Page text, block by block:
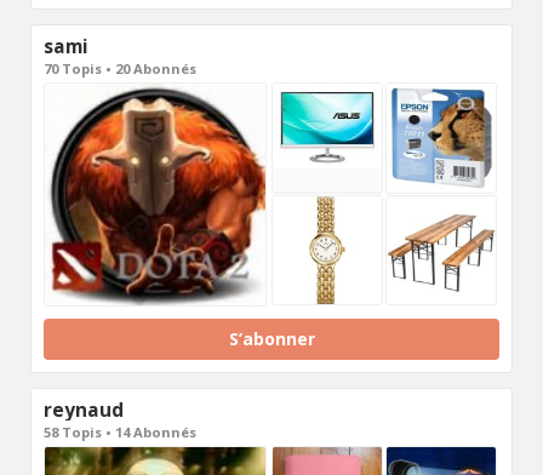
sami
70 Topis • 20 Abonnés
S’abonner
reynaud
58 Topis • 14 Abonnés